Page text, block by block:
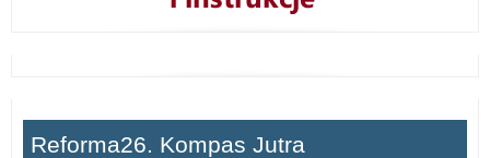
Reforma26. Kompas Jutra